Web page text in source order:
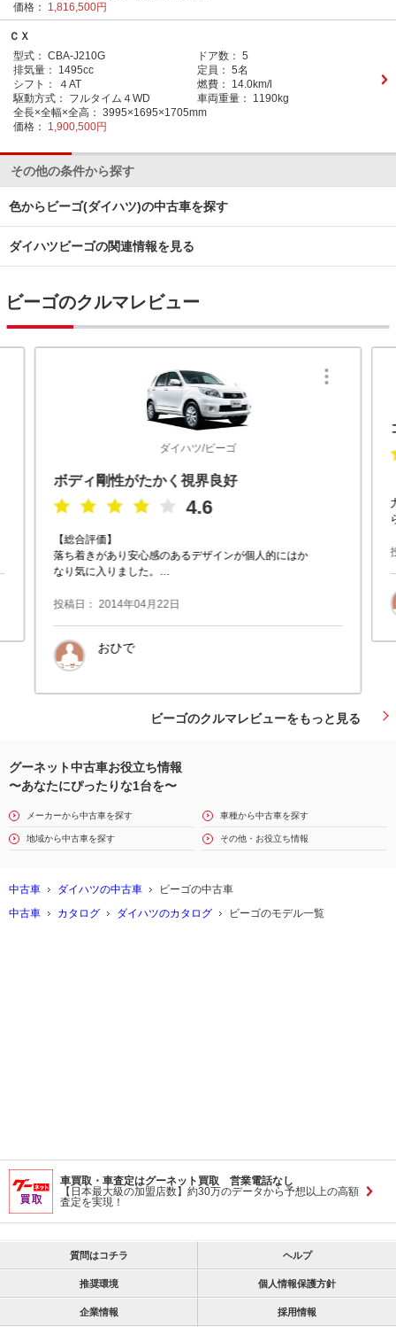
価格：
1,816,500円
ＣＸ
型式： CBA-J210G ドア数： 5
排気量：
1495cc 定員： 5名
シフト：
４AT 燃費：
14.0km/l
駆動方式：
フルタイム４WD 車両重量：
1190kg
全長×全幅×全高： 3995×1695×1705mm
価格：
1,900,500円
その他の条件から探す
色からビーゴ(ダイハツ)の中古車を探す
ダイハツビーゴの関連情報を見る
ビーゴのクルマレビュー
ダイハツ/ビーゴ
ボディ剛性がたかく視界良好
4.6
【総合評価】
落ち着きがあり安心感のあるデザインが個人的にはか
なり気に入りました。
適です。
投稿日： 2014年04月22日
おひで
ビーゴのクルマレビューをもっと見る
グーネット中古車お役立ち情報
〜あなたにぴったりな1台を〜
メーカーから中古車を探す 車種から中古車を探す
地域から中古車を探す その他・お役立ち情報
中古車 ダイハツの中古車
ビーゴの中古車
中古車
カタログ ダイハツのカタログ ビーゴのモデル一覧
車買取・車査定はグーネット買取 営業電話なし
【日本最大級の加盟店数】約30万のデータから予想以上の高額
査定を実現！
質問はコチラ ヘルプ
推奨環境 個人情報保護方針
企業情報 採用情報